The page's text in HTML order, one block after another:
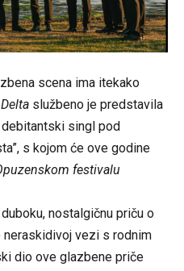
scena ima itekako
službeno je predstavila
singl pod
s kojom će ove godine
festivalu
nostalgičnu priču o
vezi s rodnim
dio ove glazbene priče